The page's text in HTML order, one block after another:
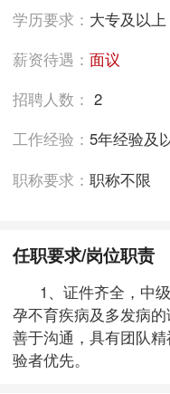
学历要求： 大专及以上
薪资待遇：面议
招聘人数：2
工作经验：5年经验及
职称要求：职称不限
任职要求/岗位职责
1、证件齐全，中
孕不育疾病及多发病
善于沟通，具有团队
验者优先。